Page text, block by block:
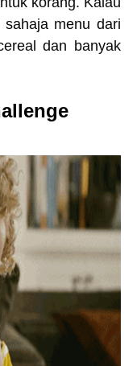
menu dari
dan banyak